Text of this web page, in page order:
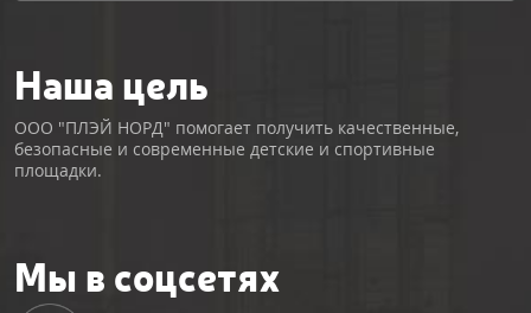
Наша цель
ООО "ПЛЭЙ НОРД" помогает получить качественные,
безопасные и современные детские и спортивные
площадки.
Мы в соцсетях